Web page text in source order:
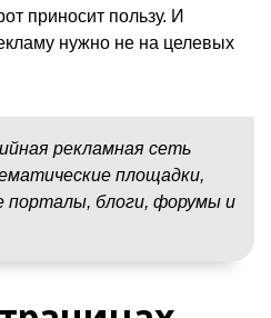
приносит пользу. И
нужно не на целевых
рекламная сеть
площадки,
порталы, блоги, форумы и